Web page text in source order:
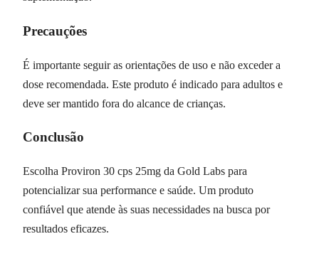
Precauções
É importante seguir as orientações de uso e não exceder a
dose recomendada. Este produto é indicado para adultos e
deve ser mantido fora do alcance de crianças.
Conclusão
Escolha Proviron 30 cps 25mg da Gold Labs para
potencializar sua performance e saúde. Um produto
confiável que atende às suas necessidades na busca por
resultados eficazes.